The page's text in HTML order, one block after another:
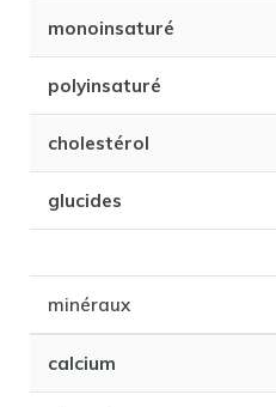
monoinsaturé
polyinsaturé
cholestérol
glucides
minéraux
calcium